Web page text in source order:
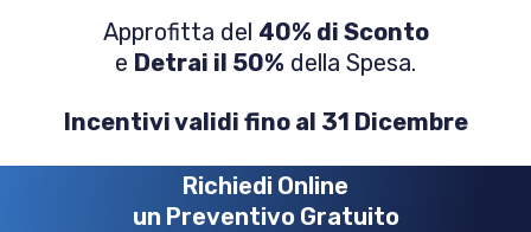
Approfitta del 40% di Sconto
e Detrai il 50% della Spesa.
Incentivi validi fino al 31 Dicembre
Richiedi Online
un Preventivo Gratuito